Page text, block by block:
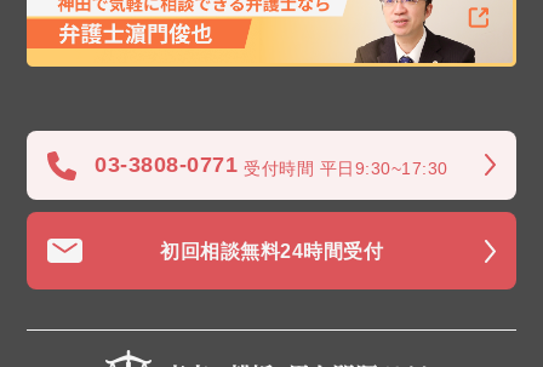
03-3808-0771 受付時間 平日9:30~17:30
初回相談無料24時間受付